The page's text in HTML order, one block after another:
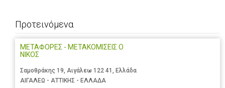
Προτεινόμενα
ΜΕΤΑΦΟΡΕΣ - ΜΕΤΑΚΟΜΙΣΕΙΣ Ο
ΝΙΚΟΣ
Σαμοθράκης 19, Αιγάλεω 122 41, Ελλάδα
ΑΙΓΑΛΕΩ - ΑΤΤΙΚΗΣ - ΕΛΛΑΔΑ